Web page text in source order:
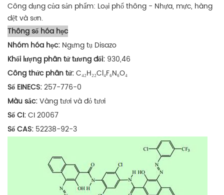
Công dụng của sản phẩm: Loại phổ thông - Nhựa, mực, hàng
dệt và sơn.
Thông số hóa học
Nhóm hóa học: Ngưng tụ Disazo
Khối lượng phân tử tương đối: 930,46
Công thức phân tử:C₄₂H₂₂Cl₄F₆N₆O₄
Số EINECS:257-776-0
Màu sắc:Vàng tươi và đỏ tươi
Số CI:CI 20067
Số CAS: 52238-92-3